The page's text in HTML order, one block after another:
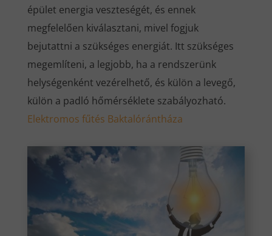
épület energia veszteségét, és ennek
megfelelően kiválasztani, mivel fogjuk
bejutattni a szükséges energiát. Itt szükséges
megemlíteni, a legjobb, ha a rendszerünk
helységenként vezérelhető, és külön a levegő,
külön a padló hőmérséklete szabályozható.
Elektromos fűtés Baktalórántháza